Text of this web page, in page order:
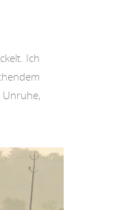
Ich
Unruhe,